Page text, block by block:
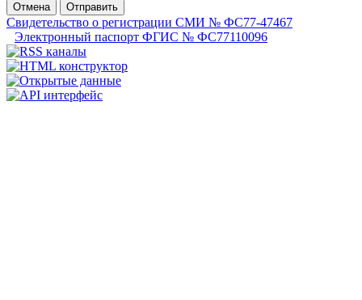
Отмена
Отправить
Свидетельство о регистрации СМИ № ФС77-47467
Электронный паспорт ФГИС № ФС77110096